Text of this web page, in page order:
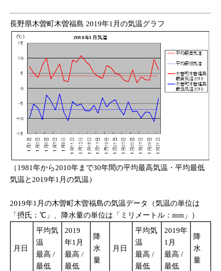
長野県木曽町木曽福島 2019年1月の気温グラフ
（1981年から2010年まで30年間の平均最高気温・平均最低
気温と2019年1月の気温）
2019年1月の木曽町木曽福島の気温データ（気温の単位は
「摂氏：℃」、降水量の単位は「ミリメートル：mm」）
月日
平均気
温
最高 /
最低
2019
年1月
最高 /
最低
降
水
量
月日
平均気
温
最高 /
最低
2019年
1月
最高 /
最低
降
水
量